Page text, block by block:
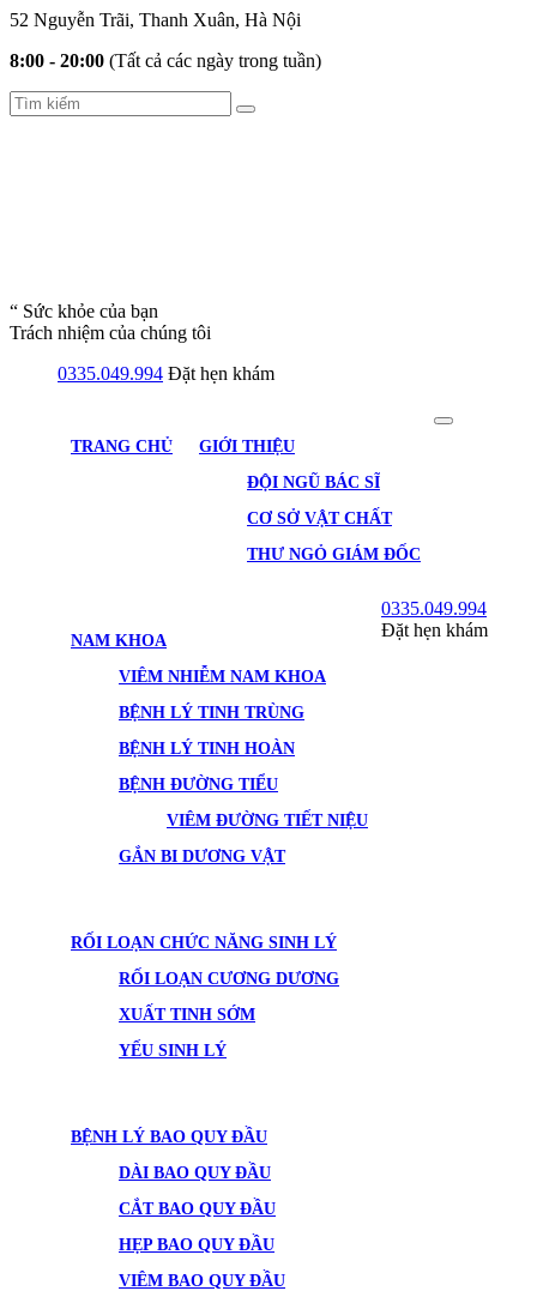
52 Nguyễn Trãi, Thanh Xuân, Hà Nội
8:00 - 20:00 (Tất cả các ngày trong tuần)
“ Sức khỏe của bạn
Trách nhiệm của chúng tôi
0335.049.994 Đặt hẹn khám
TRANG CHỦ
GIỚI THIỆU
ĐỘI NGŨ BÁC SĨ
CƠ SỞ VẬT CHẤT
THƯ NGỎ GIÁM ĐỐC
NAM KHOA
VIÊM NHIỄM NAM KHOA
BỆNH LÝ TINH TRÙNG
BỆNH LÝ TINH HOÀN
BỆNH ĐƯỜNG TIỂU
VIÊM ĐƯỜNG TIẾT NIỆU
GẮN BI DƯƠNG VẬT
RỐI LOẠN CHỨC NĂNG SINH LÝ
RỐI LOẠN CƯƠNG DƯƠNG
XUẤT TINH SỚM
YẾU SINH LÝ
BỆNH LÝ BAO QUY ĐẦU
DÀI BAO QUY ĐẦU
CẮT BAO QUY ĐẦU
HẸP BAO QUY ĐẦU
VIÊM BAO QUY ĐẦU
0335.049.994
Đặt hẹn khám